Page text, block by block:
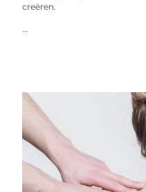
creëren.
...